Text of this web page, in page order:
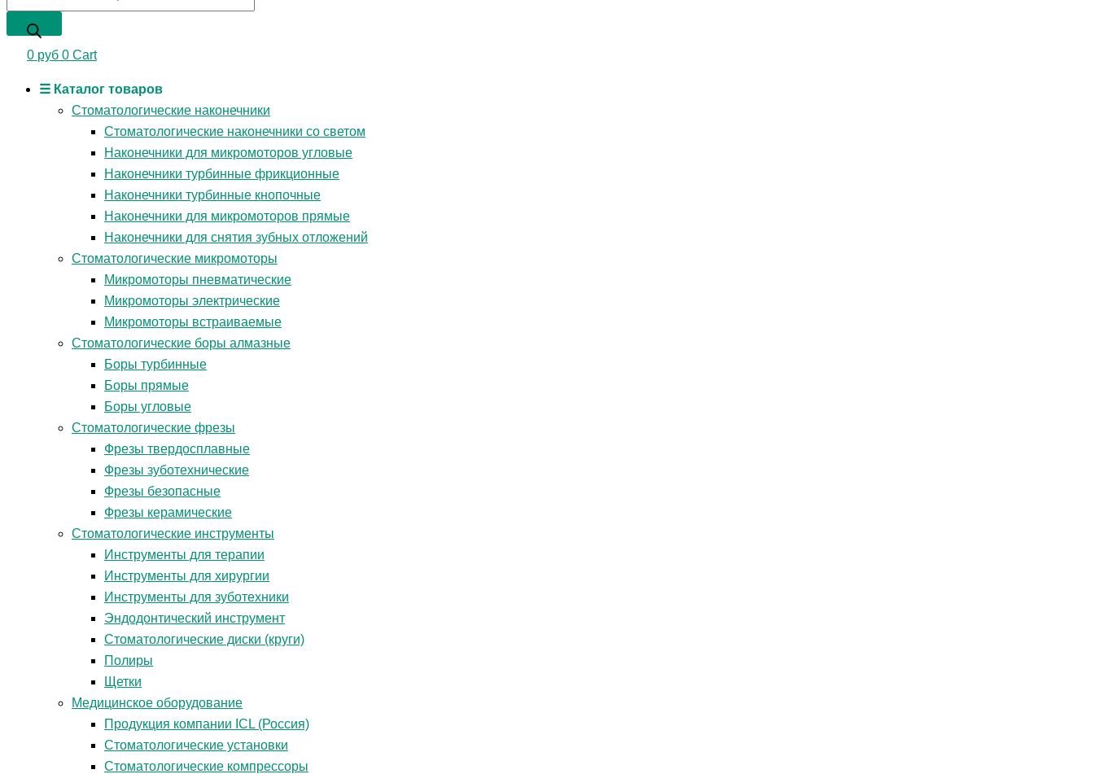
0 руб 0 Cart
☰ Каталог товаров
Стоматологические наконечники
Стоматологические наконечники со светом
Наконечники для микромоторов угловые
Наконечники турбинные фрикционные
Наконечники турбинные кнопочные
Наконечники для микромоторов прямые
Наконечники для снятия зубных отложений
Стоматологические микромоторы
Микромоторы пневматические
Микромоторы электрические
Микромоторы встраиваемые
Стоматологические боры алмазные
Боры турбинные
Боры прямые
Боры угловые
Стоматологические фрезы
Фрезы твердосплавные
Фрезы зуботехнические
Фрезы безопасные
Фрезы керамические
Стоматологические инструменты
Инструменты для терапии
Инструменты для хирургии
Инструменты для зуботехники
Эндодонтический инструмент
Стоматологические диски (круги)
Полиры
Щетки
Медицинское оборудование
Продукция компании ICL (Россия)
Стоматологические установки
Стоматологические компрессоры